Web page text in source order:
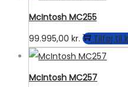
McIntosh MC255
99.995,00 kr. Tilføj til
McIntosh MC257